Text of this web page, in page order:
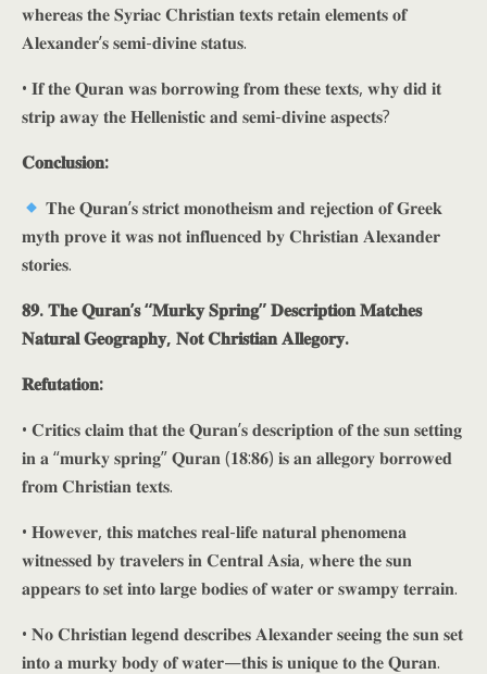
𝐰𝐡𝐞𝐫𝐞𝐚𝐬 𝐭𝐡𝐞 𝐒𝐲𝐫𝐢𝐚𝐜 𝐂𝐡𝐫𝐢𝐬𝐭𝐢𝐚𝐧 𝐭𝐞𝐱𝐭𝐬 𝐫𝐞𝐭𝐚𝐢𝐧 𝐞𝐥𝐞𝐦𝐞𝐧𝐭𝐬 𝐨𝐟
𝐀𝐥𝐞𝐱𝐚𝐧𝐝𝐞𝐫’𝐬 𝐬𝐞𝐦𝐢-𝐝𝐢𝐯𝐢𝐧𝐞 𝐬𝐭𝐚𝐭𝐮𝐬.
• 𝐈𝐟 𝐭𝐡𝐞 𝐐𝐮𝐫𝐚𝐧 𝐰𝐚𝐬 𝐛𝐨𝐫𝐫𝐨𝐰𝐢𝐧𝐠 𝐟𝐫𝐨𝐦 𝐭𝐡𝐞𝐬𝐞 𝐭𝐞𝐱𝐭𝐬, 𝐰𝐡𝐲 𝐝𝐢𝐝 𝐢𝐭
𝐬𝐭𝐫𝐢𝐩 𝐚𝐰𝐚𝐲 𝐭𝐡𝐞 𝐇𝐞𝐥𝐥𝐞𝐧𝐢𝐬𝐭𝐢𝐜 𝐚𝐧𝐝 𝐬𝐞𝐦𝐢-𝐝𝐢𝐯𝐢𝐧𝐞 𝐚𝐬𝐩𝐞𝐜𝐭𝐬?
𝐂𝐨𝐧𝐜𝐥𝐮𝐬𝐢𝐨𝐧:
𝐓𝐡𝐞 𝐐𝐮𝐫𝐚𝐧’𝐬 𝐬𝐭𝐫𝐢𝐜𝐭 𝐦𝐨𝐧𝐨𝐭𝐡𝐞𝐢𝐬𝐦 𝐚𝐧𝐝 𝐫𝐞𝐣𝐞𝐜𝐭𝐢𝐨𝐧 𝐨𝐟 𝐆𝐫𝐞𝐞𝐤
𝐦𝐲𝐭𝐡 𝐩𝐫𝐨𝐯𝐞 𝐢𝐭 𝐰𝐚𝐬 𝐧𝐨𝐭 𝐢𝐧𝐟𝐥𝐮𝐞𝐧𝐜𝐞𝐝 𝐛𝐲 𝐂𝐡𝐫𝐢𝐬𝐭𝐢𝐚𝐧 𝐀𝐥𝐞𝐱𝐚𝐧𝐝𝐞𝐫
𝐬𝐭𝐨𝐫𝐢𝐞𝐬.
𝟖𝟗. 𝐓𝐡𝐞 𝐐𝐮𝐫𝐚𝐧’𝐬 “𝐌𝐮𝐫𝐤𝐲 𝐒𝐩𝐫𝐢𝐧𝐠” 𝐃𝐞𝐬𝐜𝐫𝐢𝐩𝐭𝐢𝐨𝐧 𝐌𝐚𝐭𝐜𝐡𝐞𝐬
𝐍𝐚𝐭𝐮𝐫𝐚𝐥 𝐆𝐞𝐨𝐠𝐫𝐚𝐩𝐡𝐲, 𝐍𝐨𝐭 𝐂𝐡𝐫𝐢𝐬𝐭𝐢𝐚𝐧 𝐀𝐥𝐥𝐞𝐠𝐨𝐫𝐲.
𝐑𝐞𝐟𝐮𝐭𝐚𝐭𝐢𝐨𝐧:
• 𝐂𝐫𝐢𝐭𝐢𝐜𝐬 𝐜𝐥𝐚𝐢𝐦 𝐭𝐡𝐚𝐭 𝐭𝐡𝐞 𝐐𝐮𝐫𝐚𝐧’𝐬 𝐝𝐞𝐬𝐜𝐫𝐢𝐩𝐭𝐢𝐨𝐧 𝐨𝐟 𝐭𝐡𝐞 𝐬𝐮𝐧 𝐬𝐞𝐭𝐭𝐢𝐧𝐠
𝐢𝐧 𝐚 “𝐦𝐮𝐫𝐤𝐲 𝐬𝐩𝐫𝐢𝐧𝐠” 𝐐𝐮𝐫𝐚𝐧 (𝟏𝟖:𝟖𝟔) 𝐢𝐬 𝐚𝐧 𝐚𝐥𝐥𝐞𝐠𝐨𝐫𝐲 𝐛𝐨𝐫𝐫𝐨𝐰𝐞𝐝
𝐟𝐫𝐨𝐦 𝐂𝐡𝐫𝐢𝐬𝐭𝐢𝐚𝐧 𝐭𝐞𝐱𝐭𝐬.
• 𝐇𝐨𝐰𝐞𝐯𝐞𝐫, 𝐭𝐡𝐢𝐬 𝐦𝐚𝐭𝐜𝐡𝐞𝐬 𝐫𝐞𝐚𝐥-𝐥𝐢𝐟𝐞 𝐧𝐚𝐭𝐮𝐫𝐚𝐥 𝐩𝐡𝐞𝐧𝐨𝐦𝐞𝐧𝐚
𝐰𝐢𝐭𝐧𝐞𝐬𝐬𝐞𝐝 𝐛𝐲 𝐭𝐫𝐚𝐯𝐞𝐥𝐞𝐫𝐬 𝐢𝐧 𝐂𝐞𝐧𝐭𝐫𝐚𝐥 𝐀𝐬𝐢𝐚, 𝐰𝐡𝐞𝐫𝐞 𝐭𝐡𝐞 𝐬𝐮𝐧
𝐚𝐩𝐩𝐞𝐚𝐫𝐬 𝐭𝐨 𝐬𝐞𝐭 𝐢𝐧𝐭𝐨 𝐥𝐚𝐫𝐠𝐞 𝐛𝐨𝐝𝐢𝐞𝐬 𝐨𝐟 𝐰𝐚𝐭𝐞𝐫 𝐨𝐫 𝐬𝐰𝐚𝐦𝐩𝐲 𝐭𝐞𝐫𝐫𝐚𝐢𝐧.
• 𝐍𝐨 𝐂𝐡𝐫𝐢𝐬𝐭𝐢𝐚𝐧 𝐥𝐞𝐠𝐞𝐧𝐝 𝐝𝐞𝐬𝐜𝐫𝐢𝐛𝐞𝐬 𝐀𝐥𝐞𝐱𝐚𝐧𝐝𝐞𝐫 𝐬𝐞𝐞𝐢𝐧𝐠 𝐭𝐡𝐞 𝐬𝐮𝐧 𝐬𝐞𝐭
𝐢𝐧𝐭𝐨 𝐚 𝐦𝐮𝐫𝐤𝐲 𝐛𝐨𝐝𝐲 𝐨𝐟 𝐰𝐚𝐭𝐞𝐫—𝐭𝐡𝐢𝐬 𝐢𝐬 𝐮𝐧𝐢𝐪𝐮𝐞 𝐭𝐨 𝐭𝐡𝐞 𝐐𝐮𝐫𝐚𝐧.